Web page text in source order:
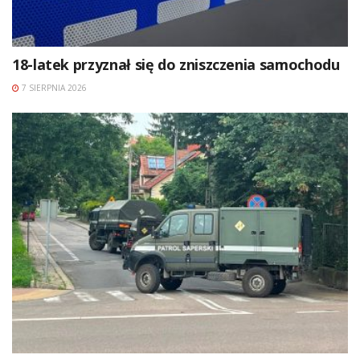
18-latek przyznał się do zniszczenia samochodu
7 SIERPNIA 2026